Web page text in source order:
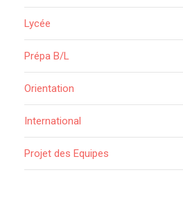
Lycée
Prépa B/L
Orientation
International
Projet des Equipes